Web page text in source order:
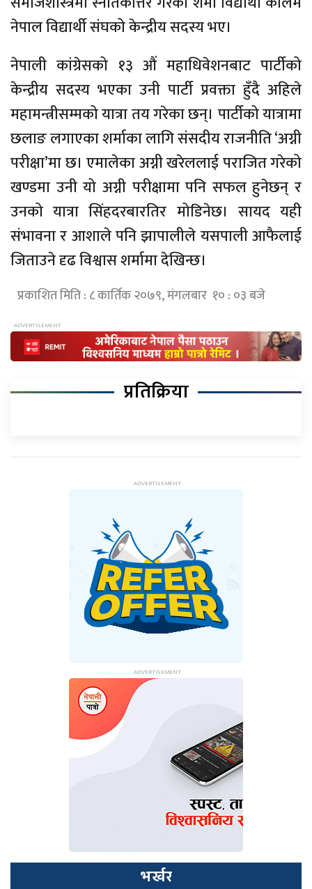
नेपाल विद्यार्थी संघको केन्द्रीय सदस्य भए।
नेपाली कांग्रेसको १३ औं महाधिवेशनबाट पार्टीको
केन्द्रीय सदस्य भएका उनी पार्टी प्रवक्ता हुँदै अहिले
महामन्त्रीसम्मको यात्रा तय गरेका छन्। पार्टीको यात्रामा
छलाङ लगाएका शर्माका लागि संसदीय राजनीति ‘अग्नी
परीक्षा’मा छ। एमालेका अग्नी खरेललाई पराजित गरेको
खण्डमा उनी यो अग्नी परीक्षामा पनि सफल हुनेछन् र
उनको यात्रा सिंहदरबारतिर मोडिनेछ। सायद यही
संभावना र आशाले पनि झापालीले यसपाली आफैलाई
जिताउने दृढ विश्वास शर्मामा देखिन्छ।
प्रकाशित मिति : ८ कार्तिक २०७९, मंगलबार १० : ०३ बजे
प्रतिक्रिया
भर्खर